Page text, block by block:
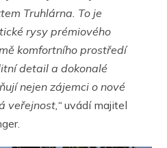
Truhlárna. To je
rysy prémiového
komfortního prostředí
detail a dokonalé
nejen zájemci o nové
veřejnost,“uvádí majitel